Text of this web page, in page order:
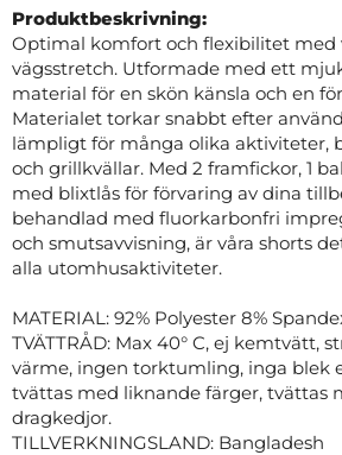
Produktbeskrivning:
Optimal komfort och flexibilitet med
vägsstretch. Utformade med ett
material för en skön känsla och en
Materialet torkar snabbt efter
lämpligt för många olika aktiviteter,
och grillkvällar. Med 2 framfickor, 1
med blixtlås för förvaring av dina
behandlad med fluorkarbonfri
och smutsavvisning, är våra shorts
alla utomhusaktiviteter.
MATERIAL: 92% Polyester 8%
TVÄTTRÅD: Max 40° C, ej kemtvätt,
värme, ingen torktumling, inga blek
tvättas med liknande färger, tvättas
dragkedjor.
TILLVERKNINGSLAND: Bangladesh